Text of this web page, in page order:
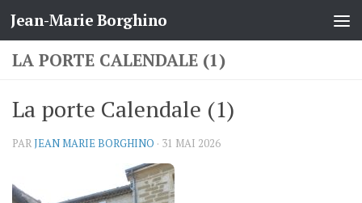
Skip to content
Jean-Marie Borghino
LA PORTE CALENDALE (1)
La porte Calendale (1)
PARJEAN MARIE BORGHINO · 31 MAI 2026